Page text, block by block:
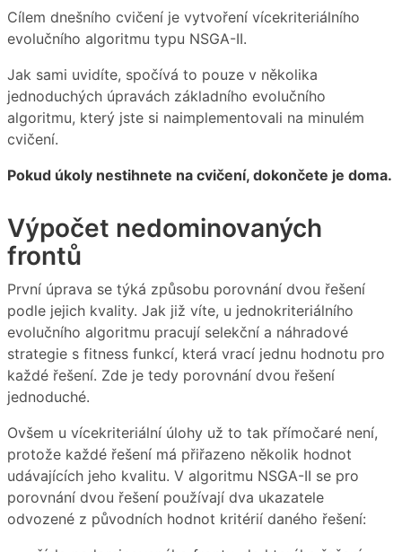
Cílem dnešního cvičení je vytvoření vícekriteriálního
evolučního algoritmu typu NSGA-II.
Jak sami uvidíte, spočívá to pouze v několika
jednoduchých úpravách základního evolučního
algoritmu, který jste si naimplementovali na minulém
cvičení.
Pokud úkoly nestihnete na cvičení, dokončete je doma.
Výpočet nedominovaných
frontů
První úprava se týká způsobu porovnání dvou řešení
podle jejich kvality. Jak již víte, u jednokriteriálního
evolučního algoritmu pracují selekční a náhradové
strategie s fitness funkcí, která vrací jednu hodnotu pro
každé řešení. Zde je tedy porovnání dvou řešení
jednoduché.
Ovšem u vícekriteriální úlohy už to tak přímočaré není,
protože každé řešení má přiřazeno několik hodnot
udávajících jeho kvalitu. V algoritmu NSGA-II se pro
porovnání dvou řešení používají dva ukazatele
odvozené z původních hodnot kritérií daného řešení: